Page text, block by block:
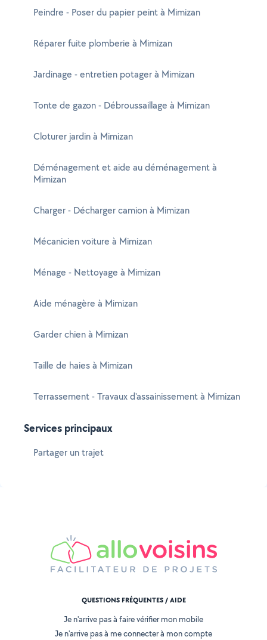
Peindre - Poser du papier peint à Mimizan
Réparer fuite plomberie à Mimizan
Jardinage - entretien potager à Mimizan
Tonte de gazon - Débroussaillage à Mimizan
Cloturer jardin à Mimizan
Déménagement et aide au déménagement à
Mimizan
Charger - Décharger camion à Mimizan
Mécanicien voiture à Mimizan
Ménage - Nettoyage à Mimizan
Aide ménagère à Mimizan
Garder chien à Mimizan
Taille de haies à Mimizan
Terrassement - Travaux d'assainissement à Mimizan
Services principaux
Partager un trajet
QUESTIONS FRÉQUENTES / AIDE
Je n'arrive pas à faire vérifier mon mobile
Je n'arrive pas à me connecter à mon compte